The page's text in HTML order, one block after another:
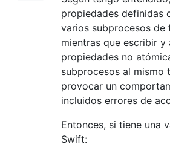
propiedades definidas
varios subprocesos de
mientras que escribir y
propiedades no
subprocesos al mismo
provocar un
incluidos errores de
Entonces, si tiene una
Swift: